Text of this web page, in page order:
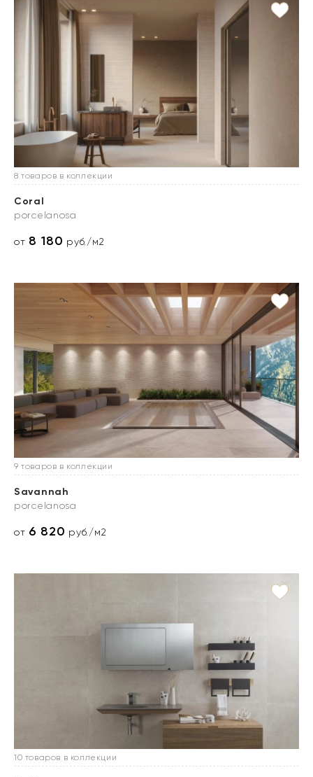
8 товаров в коллекции
Coral
porcelanosa
от 8 180 руб./м2
9 товаров в коллекции
Savannah
porcelanosa
от 6 820 руб./м2
10 товаров в коллекции